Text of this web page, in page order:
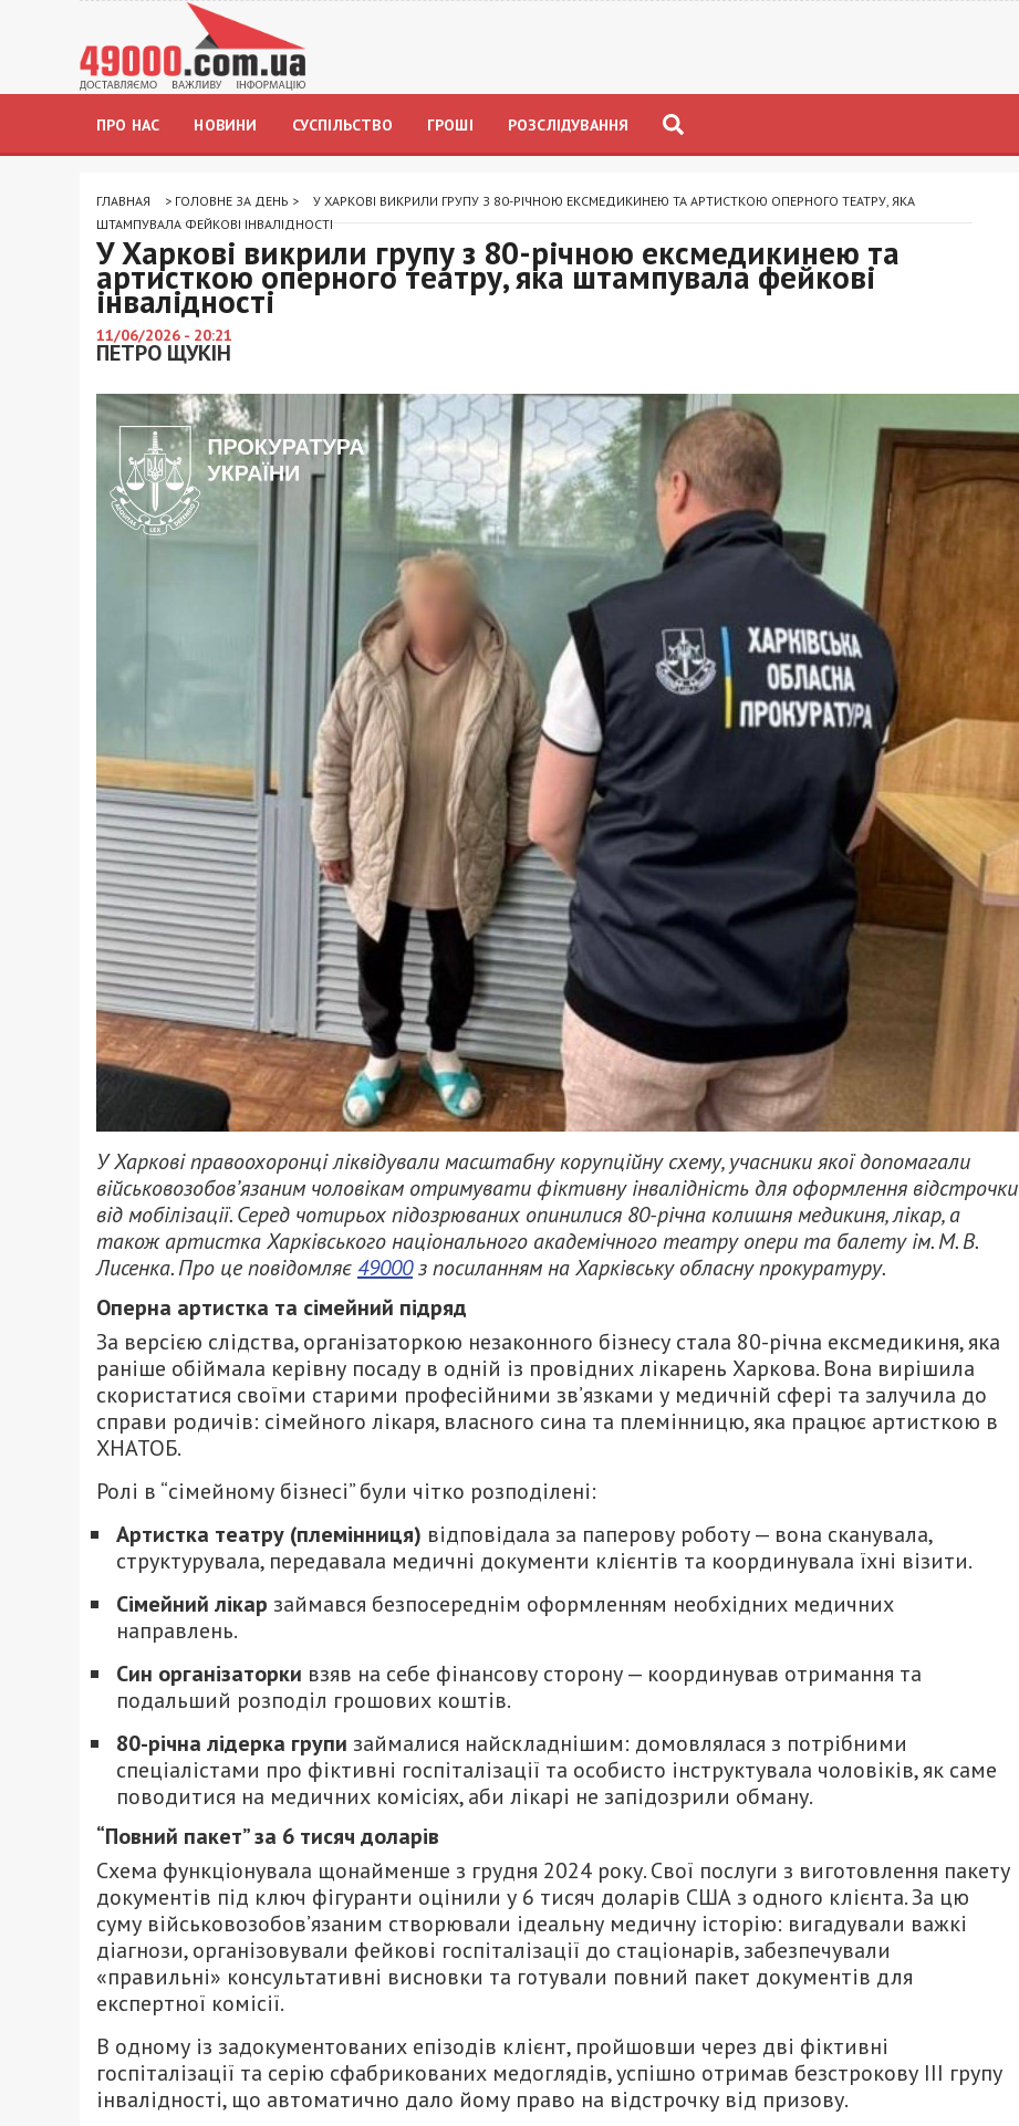
ПРО НАС НОВИНИ СУСПІЛЬСТВО ГРОШІ РОЗСЛІДУВАННЯ
ГЛАВНАЯ > ГОЛОВНЕ ЗА ДЕНЬ >
У ХАРКОВІ ВИКРИЛИ ГРУПУ З 80-РІЧНОЮ ЕКСМЕДИКИНЕЮ ТА АРТИСТКОЮ ОПЕРНОГО ТЕАТРУ, ЯКА
ШТАМПУВАЛА ФЕЙКОВІ ІНВАЛІДНОСТІ
У Харкові викрили групу з 80-річною ексмедикинею та
артисткою оперного театру, яка штампувала фейкові
інвалідності
11/06/2026 - 20:21
ПЕТРО ЩУКІН
У Харкові правоохоронці ліквідували масштабну корупційну схему, учасники якої допомагали
військовозобов’язаним чоловікам отримувати фіктивну інвалідність для оформлення відстрочки
від мобілізації. Серед чотирьох підозрюваних опинилися 80-річна колишня медикиня, лікар, а
також артистка Харківського національного академічного театру опери та балету ім. М. В.
Лисенка. Про це повідомляє49000з посиланням на Харківську обласну прокуратуру.
Оперна артистка та сімейний підряд
За версією слідства, організаторкою незаконного бізнесу стала 80-річна ексмедикиня, яка
раніше обіймала керівну посаду в одній із провідних лікарень Харкова. Вона вирішила
скористатися своїми старими професійними зв’язками у медичній сфері та залучила до
справи родичів: сімейного лікаря, власного сина та племінницю, яка працює артисткою в
ХНАТОБ.
Ролі в “сімейному бізнесі” були чітко розподілені:
Артистка театру (племінниця) відповідала за паперову роботу — вона сканувала,
структурувала, передавала медичні документи клієнтів та координувала їхні візити.
Сімейний лікар займався безпосереднім оформленням необхідних медичних
направлень.
Син організаторки взяв на себе фінансову сторону — координував отримання та
подальший розподіл грошових коштів.
80-річна лідерка групи займалися найскладнішим: домовлялася з потрібними
спеціалістами про фіктивні госпіталізації та особисто інструктувала чоловіків, як саме
поводитися на медичних комісіях, аби лікарі не запідозрили обману.
“Повний пакет” за 6 тисяч доларів
Схема функціонувала щонайменше з грудня 2024 року. Свої послуги з виготовлення пакету
документів під ключ фігуранти оцінили у 6 тисяч доларів США з одного клієнта. За цю
суму військовозобов’язаним створювали ідеальну медичну історію: вигадували важкі
діагнози, організовували фейкові госпіталізації до стаціонарів, забезпечували
«правильні» консультативні висновки та готували повний пакет документів для
експертної комісії.
В одному із задокументованих епізодів клієнт, пройшовши через дві фіктивні
госпіталізації та серію сфабрикованих медоглядів, успішно отримав безстрокову ІІІ групу
інвалідності, що автоматично дало йому право на відстрочку від призову.